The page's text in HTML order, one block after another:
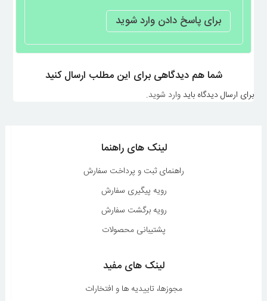
برای پاسخ دادن وارد شوید
شما هم دیدگاهی برای این مطلب ارسال کنید
برای ارسال دیدگاه بایدوارد شوید.
لینک های راهنما
راهنمای ثبت و پرداخت سفارش
رویه پیگیری سفارش
رویه برگشت سفارش
پشتیبانی محصولات
لینک های مفید
مجوزها، تاییدیه ها و افتخارات